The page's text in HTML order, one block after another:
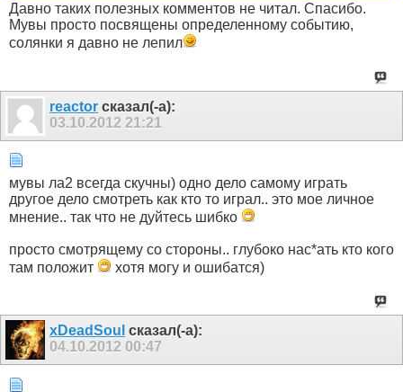
Давно таких полезных комментов не читал. Спасибо.
Мувы просто посвящены определенному событию,
солянки я давно не лепил
reactor сказал(-а):
03.10.2012 21:21
мувы ла2 всегда скучны) одно дело самому играть
другое дело смотреть как кто то играл.. это мое личное
мнение.. так что не дуйтесь шибко
просто смотрящему со стороны.. глубоко нас*ать кто кого
там положит
хотя могу и ошибатся)
xDeadSoul сказал(-а):
04.10.2012 00:47